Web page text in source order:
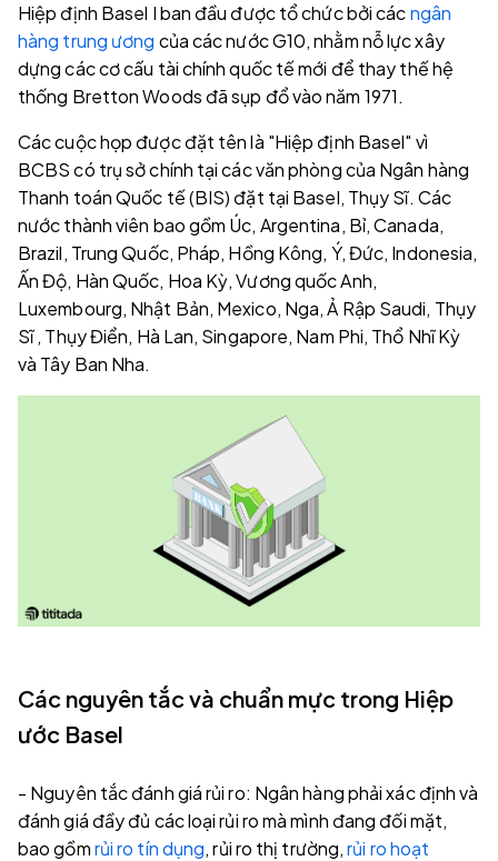
Hiệp định Basel I ban đầu được tổ chức bởi cácngân
hàng trung ương của các nước G10, nhằm nỗ lực xây
dựng các cơ cấu tài chính quốc tế mới để thay thế hệ
thống Bretton Woods đã sụp đổ vào năm 1971.
Các cuộc họp được đặt tên là "Hiệp định Basel" vì
BCBS có trụ sở chính tại các văn phòng của Ngân hàng
Thanh toán Quốc tế (BIS) đặt tại Basel, Thụy Sĩ. Các
nước thành viên bao gồm Úc, Argentina, Bỉ, Canada,
Brazil, Trung Quốc, Pháp, Hồng Kông, Ý, Đức, Indonesia,
Ấn Độ, Hàn Quốc, Hoa Kỳ, Vương quốc Anh,
Luxembourg, Nhật Bản, Mexico, Nga, Ả Rập Saudi, Thụy
Sĩ , Thụy Điển, Hà Lan, Singapore, Nam Phi, Thổ Nhĩ Kỳ
và Tây Ban Nha.
Các nguyên tắc và chuẩn mực trong Hiệp
ước Basel
- Nguyên tắc đánh giá rủi ro: Ngân hàng phải xác định và
đánh giá đầy đủ các loại rủi ro mà mình đang đối mặt,
bao gồmrủi ro tín dụng, rủi ro thị trường,rủi ro hoạt